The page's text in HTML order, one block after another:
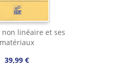
linéaire et ses
matériaux
39,99 €